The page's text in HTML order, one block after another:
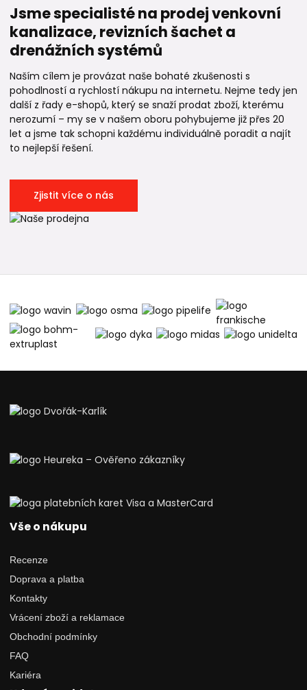
Jsme specialisté na prodej venkovní
kanalizace, revizních šachet a
drenážních systémů
Naším cílem je provázat naše bohaté zkušenosti s
pohodlností a rychlostí nákupu na internetu. Nejme tedy jen
další z řady e-shopů, který se snaží prodat zboží, kterému
nerozumí – my se v našem oboru pohybujeme již přes 20
let a jsme tak schopni každému individuálně poradit a najít
to nejlepší řešení.
Zjistit více o nás
Vše o nákupu
Recenze
Doprava a platba
Kontakty
Vrácení zboží a reklamace
Obchodní podmínky
FAQ
Kariéra